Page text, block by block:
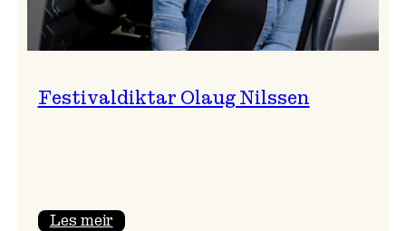
Festivaldiktar Olaug Nilssen
Les meir: